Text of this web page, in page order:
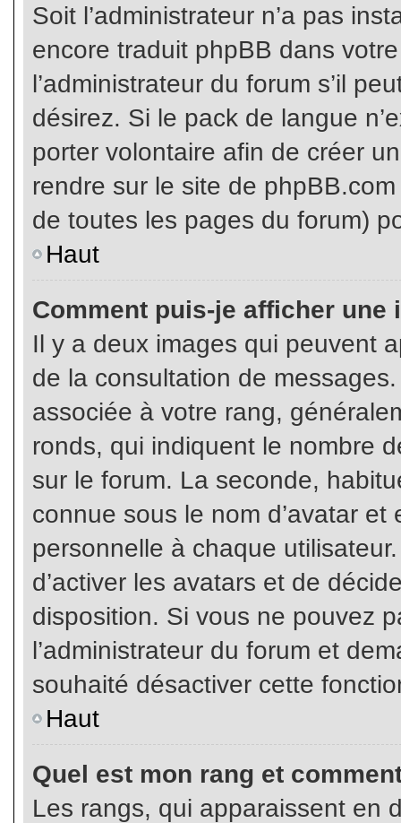
Soit l’administrateur n’a pas
encore traduit phpBB dans
l’administrateur du forum s’il
désirez. Si le pack de langue
porter volontaire afin de créer
rendre sur le site de
de toutes les pages du forum)
Haut
Comment puis-je afficher une
Il y a deux images qui peuvent
de la consultation de
associée à votre rang,
ronds, qui indiquent le nombre
sur le forum. La seconde,
connue sous le nom d’avatar
personnelle à chaque
d’activer les avatars et de
disposition. Si vous ne pouvez
l’administrateur du forum et
souhaité désactiver cette
Haut
Quel est mon rang et
Les rangs, qui apparaissent en